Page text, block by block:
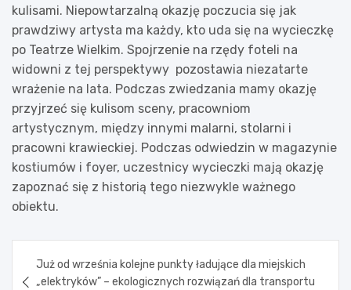
kulisami. Niepowtarzalną okazję poczucia się jak
prawdziwy artysta ma każdy, kto uda się na wycieczkę
po Teatrze Wielkim. Spojrzenie na rzędy foteli na
widowni z tej perspektywy pozostawia niezatarte
wrażenie na lata. Podczas zwiedzania mamy okazję
przyjrzeć się kulisom sceny, pracowniom
artystycznym, między innymi malarni, stolarni i
pracowni krawieckiej. Podczas odwiedzin w magazynie
kostiumów i foyer, uczestnicy wycieczki mają okazję
zapoznać się z historią tego niezwykle ważnego
obiektu.
wpisu
Już od września kolejne punkty ładujące dla miejskich
„elektryków” – ekologicznych rozwiązań dla transportu